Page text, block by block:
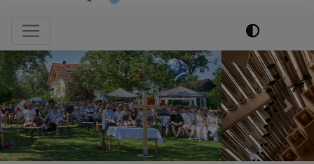
Hauptnavigation
Previous Next